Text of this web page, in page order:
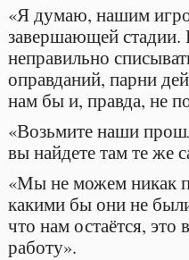
«Я думаю, нашим
завершающей
неправильно
оправданий, парни
нам бы и, правда, не
«Возьмите наши
вы найдете там те же
«Мы не можем никак
какими бы они не
что нам остаётся,
работу».